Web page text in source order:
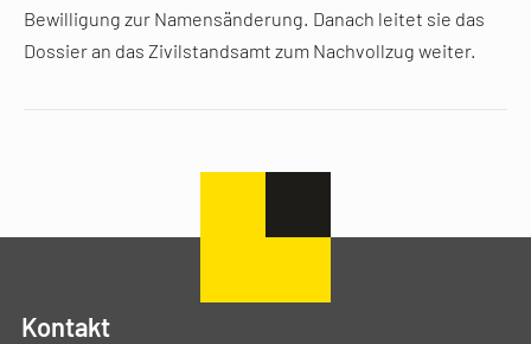
Bewilligung zur Namensänderung. Danach leitet sie das
Dossier an das Zivilstandsamt zum Nachvollzug weiter.
Kontakt